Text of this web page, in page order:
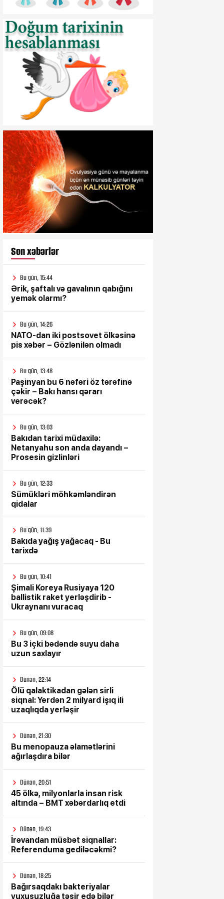
Son xəbərlər
Bu gün, 15:44
Ərik, şaftalı və gavalının qabığını
yemək olarmı?
Bu gün, 14:26
NATO-dan iki postsovet ölkəsinə
pis xəbər – Gözlənilən olmadı
Bu gün, 13:48
Paşinyan bu 6 nəfəri öz tərəfinə
çəkir – Bakı hansı qərarı
verəcək?
Bu gün, 13:03
Bakıdan tarixi müdaxilə:
Netanyahu son anda dayandı –
Prosesin gizlinləri
Bu gün, 12:33
Sümükləri möhkəmləndirən
qidalar
Bu gün, 11:39
Bakıda yağış yağacaq - Bu
tarixdə
Bu gün, 10:41
Şimali Koreya Rusiyaya 120
ballistik raket yerləşdirib -
Ukraynanı vuracaq
Bu gün, 09:08
Bu 3 içki bədəndə suyu daha
uzun saxlayır
Dünən, 22:14
Ölü qalaktikadan gələn sirli
siqnal: Yerdən 2 milyard işıq ili
uzaqlıqda yerləşir
Dünən, 21:30
Bu menopauza əlamətlərini
ağırlaşdıra bilər
Dünən, 20:51
45 ölkə, milyonlarla insan risk
altında – BMT xəbərdarlıq etdi
Dünən, 19:43
İrəvandan müsbət siqnallar:
Referenduma gediləcəkmi?
Dünən, 18:25
Bağırsaqdakı bakteriyalar
yuxusuzluğa təsir edə bilər